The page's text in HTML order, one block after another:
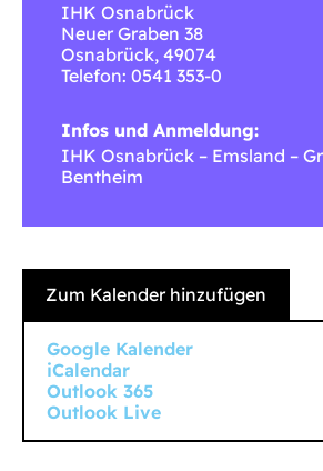
IHK Osnabrück
Neuer Graben 38
Osnabrück, 49074
Telefon: 0541 353-0
Infos und Anmeldung:
IHK Osnabrück – Emsland –
Bentheim
Zum Kalender hinzufügen
Google Kalender
iCalendar
Outlook 365
Outlook Live